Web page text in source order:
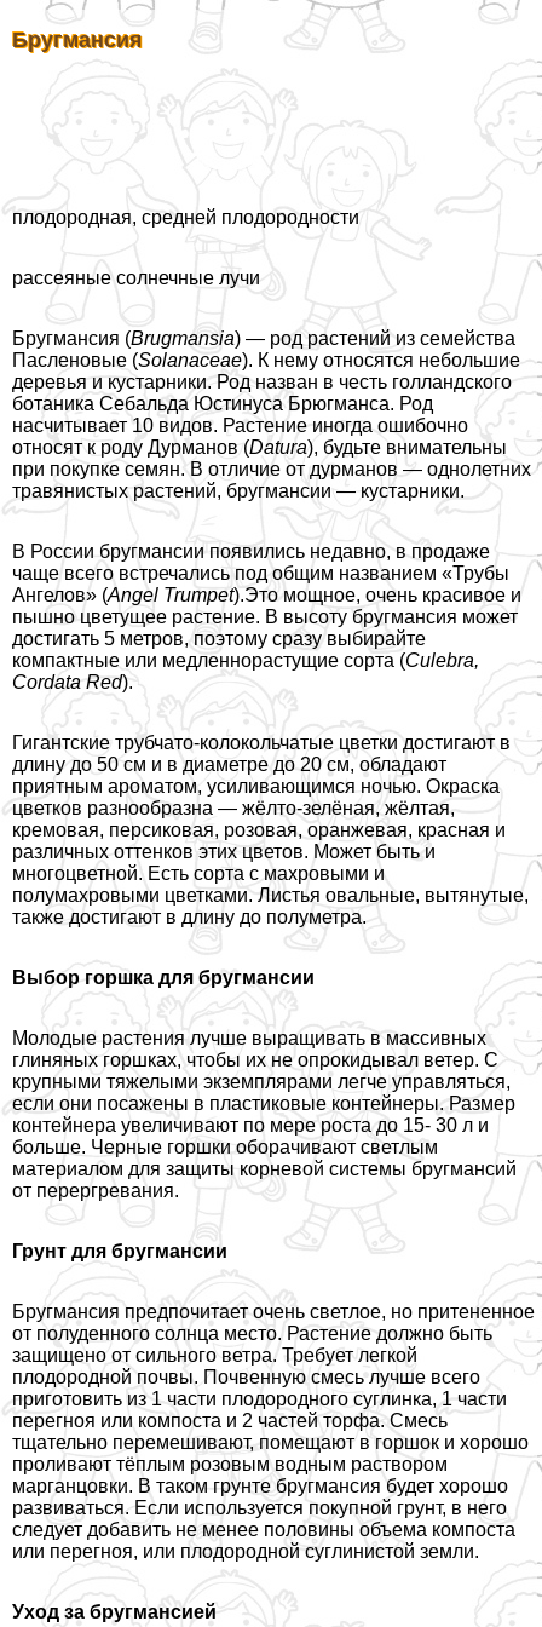
Бругмансия
плодородная, средней плодородности
рассеяные солнечные лучи
Бругмансия (Brugmansia) — род растений из семейства
Пасленовые (Solanaceae). К нему относятся небольшие
деревья и кустарники. Род назван в честь голландского
ботаника Сeбaльда Юстинуса Брюгманса. Род
насчитывает 10 видов. Растение иногда ошибочно
относят к роду Дурманов (Datura), будьте внимательны
при покупке семян. В отличие от дурманов — однолетних
травянистых растений, бругмансии — кустарники.
В России бругмансии появились недавно, в продаже
чаще всего встречались под общим названием «Трубы
Ангелов» (Angel Trumpet).Это мощное, очень красивое и
пышно цветущее растение. В высоту бругмансия может
достигать 5 метров, поэтому сразу выбирайте
компактные или медленнорастущие сорта (Culebra,
Cordata Red).
Гигантские трубчато-колокольчатые цветки достигают в
длину до 50 см и в диаметре до 20 см, обладают
приятным ароматом, усиливающимся ночью. Окраска
цветков разнообразна — жёлто-зелёная, жёлтая,
кремовая, персиковая, розовая, оранжевая, красная и
различных оттенков этих цветов. Может быть и
многоцветной. Есть сорта с махровыми и
полумахровыми цветками. Листья овальные, вытянутые,
также достигают в длину до полуметра.
Выбор горшка для бругмансии
Молодые растения лучше выращивать в массивных
глиняных горшках, чтобы их не опрокидывал ветер. С
крупными тяжелыми экземплярами легче управляться,
если они посажены в пластиковые контейнеры. Размер
контейнера увеличивают по мере роста до 15- 30 л и
больше. Черные горшки оборачивают светлым
материалом для защиты корневой системы бругмансий
от перергревания.
Грунт для бругмансии
Бругмансия предпочитает очень светлое, но притененное
от полуденного солнца место. Растение должно быть
защищено от сильного ветра. Требует легкой
плодородной почвы. Почвенную смесь лучше всего
приготовить из 1 части плодородного суглинка, 1 части
перегноя или компоста и 2 частей торфа. Смесь
тщательно перемешивают, помещают в горшок и хорошо
проливают тёплым розовым водным раствором
марганцовки. В таком грунте бругмансия будет хорошо
развиваться. Если используется покупной грунт, в него
следует добавить не менее половины объема компоста
или перегноя, или плодородной суглинистой земли.
Уход за бругмансией